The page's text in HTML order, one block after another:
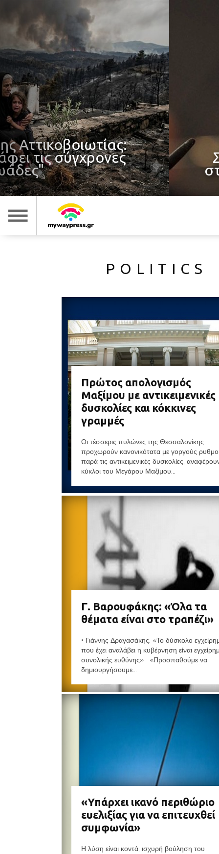
Σαμαράς: ο
στη σημερινή
POLITICS
Πρώτος απολογισμός
Μαξίμου με αντικειμενικές
δυσκολίες και κόκκινες
γραμμές
Οι τέσσερις πυλώνες της Θεσσαλονίκης
προχωρούν κανονικότατα με γοργούς
παρά τις αντικειμενικές δυσκολίες,
κύκλοι του Μεγάρου Μαξίμου...
Γ. Βαρουφάκης: «Όλα τα
θέματα είναι στο τραπέζι»
• Γιάννης Δραγασάκης: «Το δύσκολο
που έχει αναλάβει η κυβέρνηση είναι
συνολικής ευθύνης» «Προσπαθούμε να
δημιουργήσουμε...
«Υπάρχει ικανό περιθώριο
ευελιξίας για να επιτευχθεί
συμφωνία»
Η λύση είναι κοντά, ισχυρή βούληση του